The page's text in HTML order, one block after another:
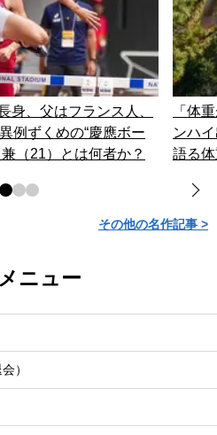
身、父はフランス人、
例ずくめの“慶應ボー
（21）とは何者か？
「体
ンハ
語る
その他の名作記事 >
ニュー
）